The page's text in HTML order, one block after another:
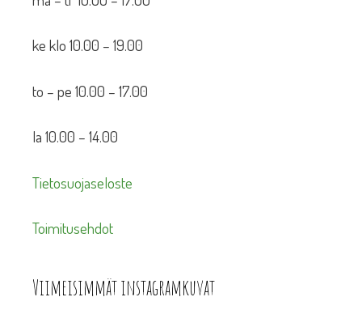
ke klo 10.00 – 19.00
to – pe 10.00 – 17.00
la 10.00 – 14.00
Tietosuojaseloste
Toimitusehdot
Viimeisimmät instagramkuvat